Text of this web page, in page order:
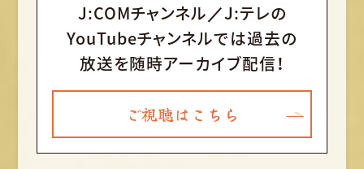
J:COMチャンネル／J:テレの
YouTubeチャンネルでは過去の
放送を随時アーカイブ配信！
ご視聴はこちら